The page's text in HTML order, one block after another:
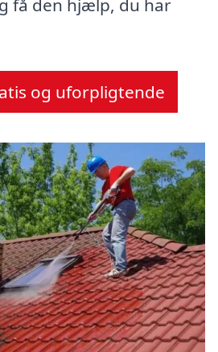
få den hjælp, du har
og uforpligtende